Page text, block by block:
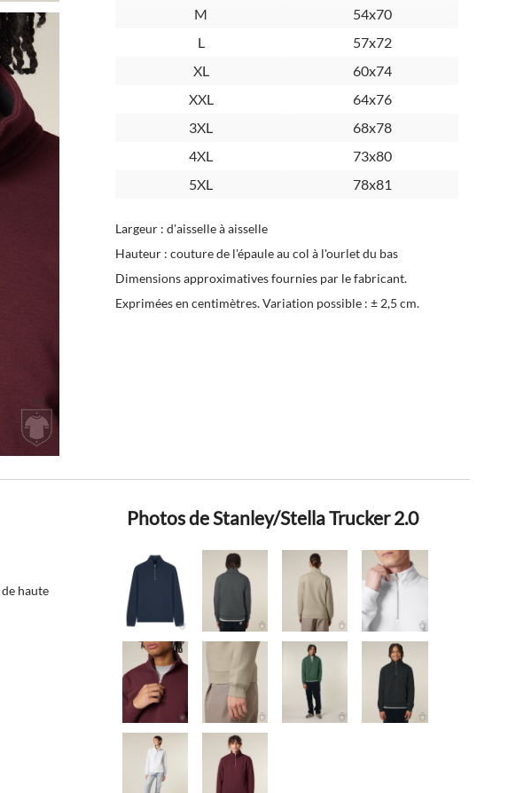
M
54x70
L
57x72
XL
60x74
XXL
64x76
3XL
68x78
4XL
73x80
5XL
78x81
Largeur : d'aisselle à aisselle
Hauteur : couture de l'épaule au col à l'ourlet du bas
Dimensions approximatives fournies par le fabricant.
Exprimées en centimètres. Variation possible : ± 2,5 cm.
de haute
Photos de Stanley/Stella Trucker 2.0